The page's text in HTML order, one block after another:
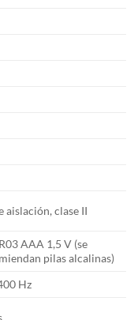
aislación, clase II
AAA 1,5 V (se
pilas alcalinas)
Hz